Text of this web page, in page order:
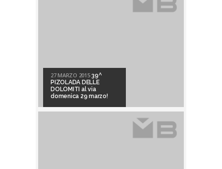
27 MARZO 2015 39^
PIZOLADA DELLE
DOLOMITI al via
domenica 29 marzo!